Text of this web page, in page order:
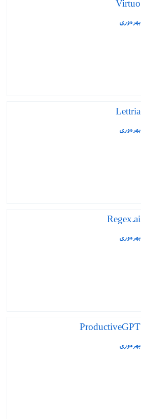
Virtuo
بهره‌وری
Lettria
بهره‌وری
Regex.ai
بهره‌وری
ProductiveGPT
بهره‌وری